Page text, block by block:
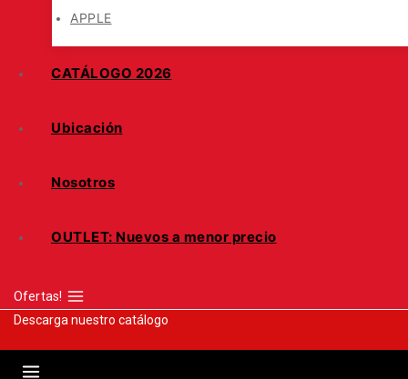
APPLE
CATÁLOGO 2026
Ubicación
Nosotros
OUTLET: Nuevos a menor precio
Ofertas!
Descarga nuestro catálogo